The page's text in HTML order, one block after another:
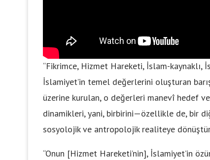
“Fikrimce, Hizmet Hareketi, İslam-kaynaklı,
İslamiyet’in temel değerlerini oluşturan
üzerine kurulan, o değerleri manevî hedef
dinamikleri, yani, birbirini—özellikle de, bir
sosyolojik ve antropolojik realiteye
“Onun [Hizmet Hareketi’nin], İslamiyet’in